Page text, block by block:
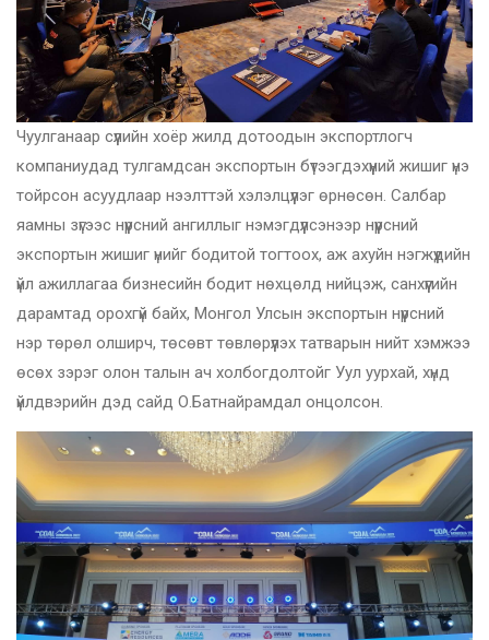
Чуулганаар сүүлийн хоёр жилд дотоодын экспортлогч
компаниудад тулгамдсан экспортын бүтээгдэхүүний жишиг үнэ
тойрсон асуудлаар нээлттэй хэлэлцүүлэг өрнөсөн. Салбар
яамны зүгээс нүүрсний ангиллыг нэмэгдүүлсэнээр нүүрсний
экспортын жишиг үнийг бодитой тогтоох, аж ахуйн нэгжүүдийн
үйл ажиллагаа бизнесийн бодит нөхцөлд нийцэж, санхүүгийн
дарамтад орохгүй байх, Монгол Улсын экспортын нүүрсний
нэр төрөл олширч, төсөвт төвлөрүүлэх татварын нийт хэмжээ
өсөх зэрэг олон талын ач холбогдолтойг Уул уурхай, хүнд
үйлдвэрийн дэд сайд О.Батнайрамдал онцолсон.